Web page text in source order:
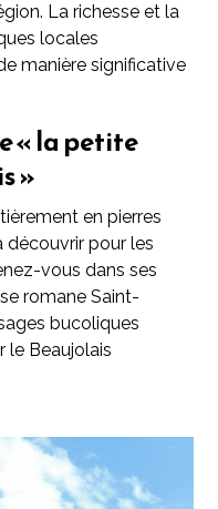
La richesse et la
locales
manière significative
« la petite
»
en pierres
découvrir pour les
vous dans ses
romane Saint-
bucoliques
le Beaujolais